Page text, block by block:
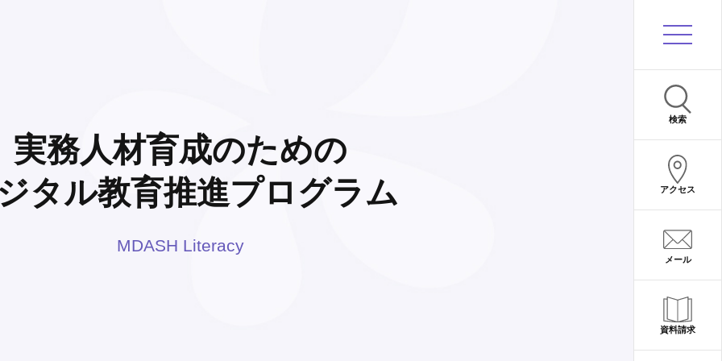
検索
アクセス
メール
資料請求
実務人材育成のための
タル教育推進プログラム
MDASH Literacy